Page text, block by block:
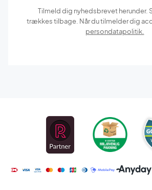
Tilmeld dig nyhedsbrevet herunder.
trækkes tilbage. Når du tilmelder dig
persondatapolitik.